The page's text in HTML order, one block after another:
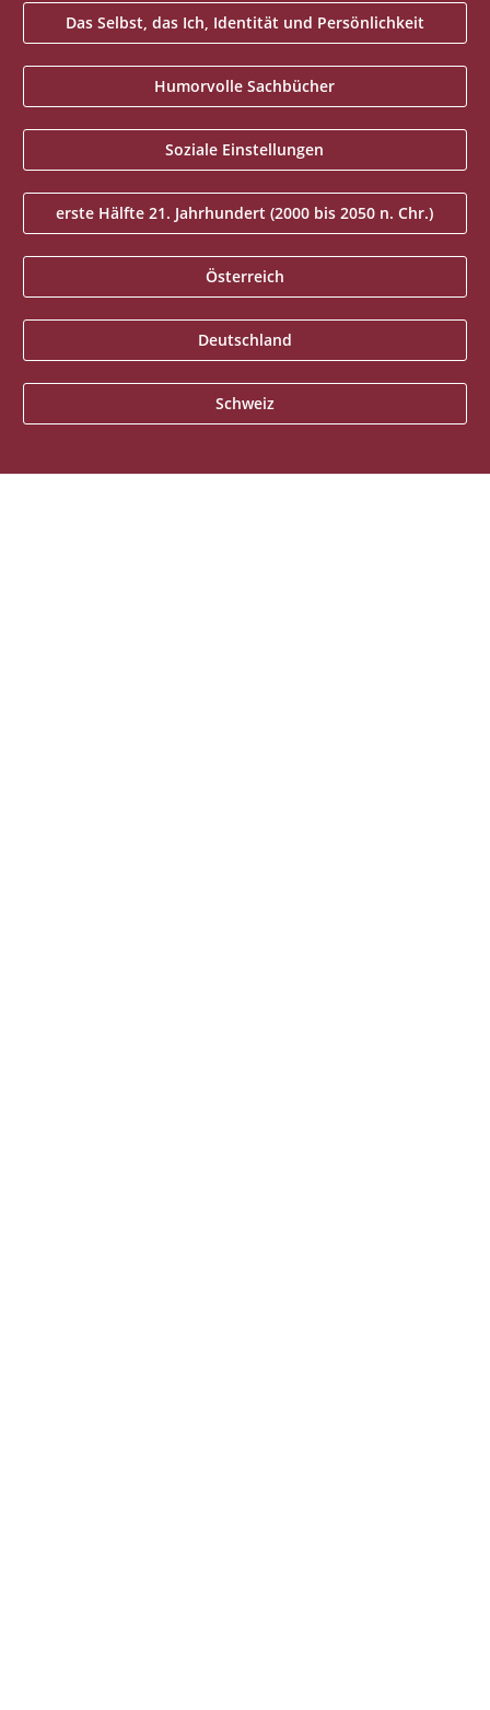
Das Selbst, das Ich, Identität und Persönlichkeit
Humorvolle Sachbücher
Soziale Einstellungen
erste Hälfte 21. Jahrhundert (2000 bis 2050 n. Chr.)
Österreich
Deutschland
Schweiz